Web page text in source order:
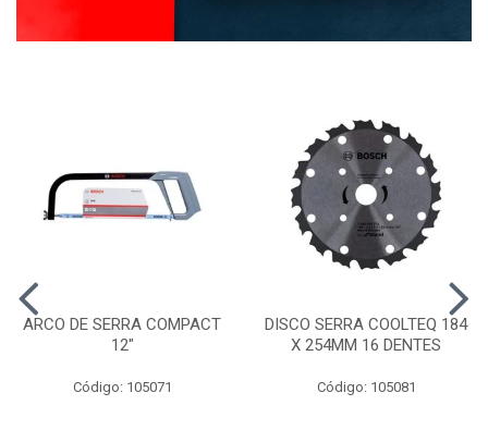
ARCO DE SERRA COMPACT
12"
Código: 105071
DISCO SERRA COOLTEQ 184
X 254MM 16 DENTES
Código: 105081